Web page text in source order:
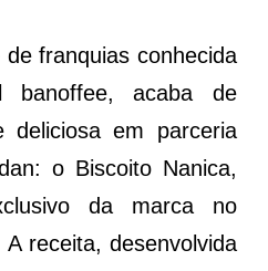
franquias conhecida
banoffee, acaba de
deliciosa em parceria
o Biscoito Nanica,
da marca no
receita, desenvolvida